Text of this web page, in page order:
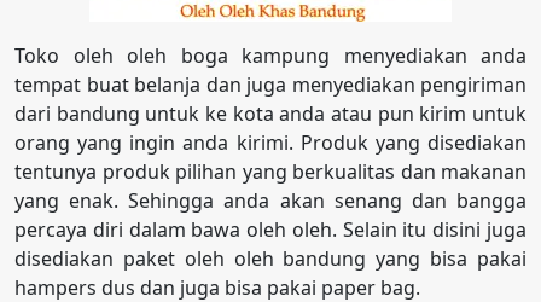
Toko oleh oleh boga kampung menyediakan anda
tempat buat belanja dan juga menyediakan pengiriman
dari bandung untuk ke kota anda atau pun kirim untuk
orang yang ingin anda kirimi. Produk yang disediakan
tentunya produk pilihan yang berkualitas dan makanan
yang enak. Sehingga anda akan senang dan bangga
percaya diri dalam bawa oleh oleh. Selain itu disini juga
disediakan paket oleh oleh bandung yang bisa pakai
hampers dus dan juga bisa pakai paper bag.